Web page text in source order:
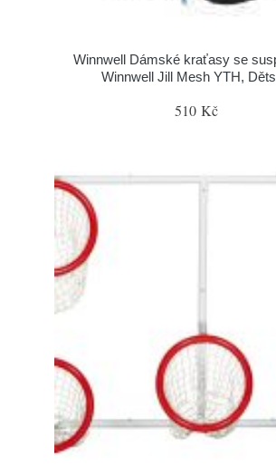
Winnwell Dámské kraťasy se
Winnwell Jill Mesh YTH,
510 Kč